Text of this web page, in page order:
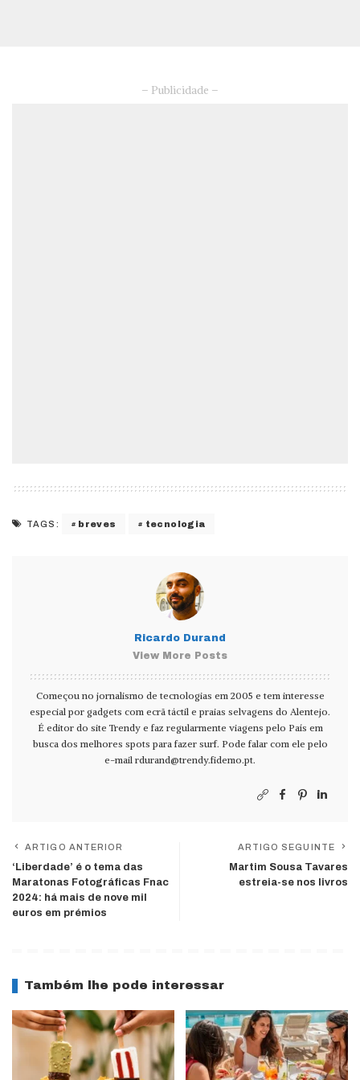
– Publicidade –
TAGS: breves tecnologia
Ricardo Durand
View More Posts
Começou no jornalismo de tecnologias em 2005 e tem interesse
especial por gadgets com ecrã táctil e praias selvagens do Alentejo.
É editor do site Trendy e faz regularmente viagens pelo País em
busca dos melhores spots para fazer surf. Pode falar com ele pelo
e-mail rdurand@trendy.fidemo.pt.
ARTIGO ANTERIOR
‘Liberdade’ é o tema das
Maratonas Fotográficas Fnac
2024: há mais de nove mil
euros em prémios
ARTIGO SEGUINTE
Martim Sousa Tavares
estreia-se nos livros
Também lhe pode interessar